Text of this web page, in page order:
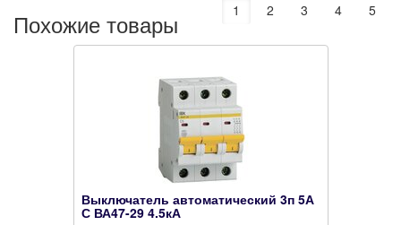
Похожие товары 1 2 3 4 5
Выключатель автоматический 3п 5А
С ВА47-29 4.5кА